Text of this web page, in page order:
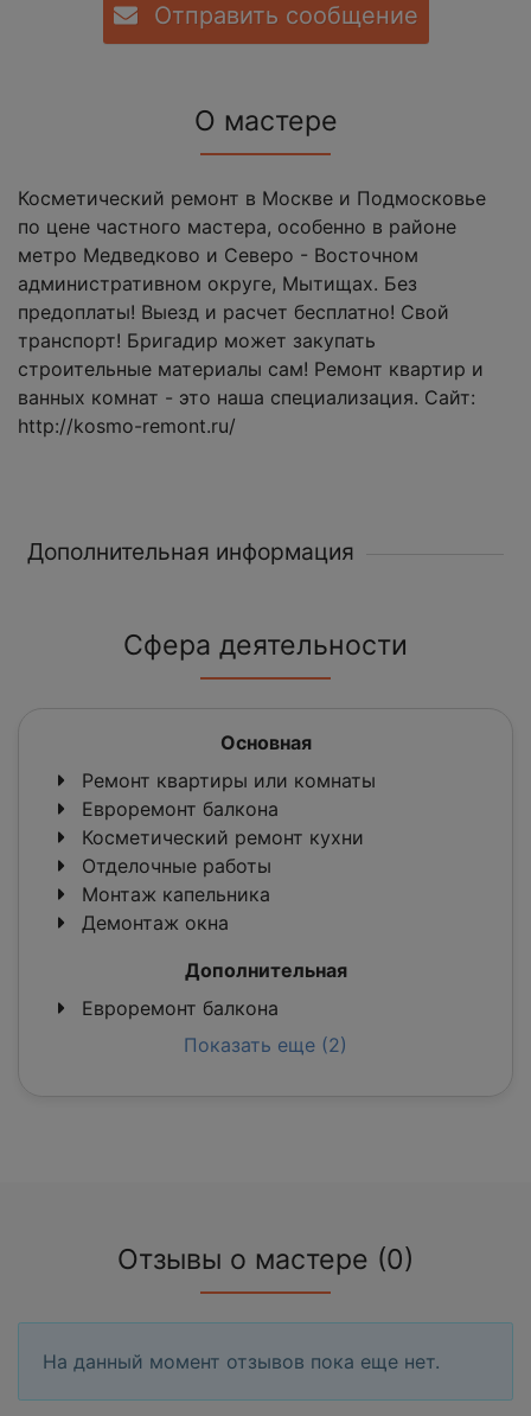
Отправить сообщение
О мастере
Косметический ремонт в Москве и Подмосковье
по цене частного мастера, особенно в районе
метро Медведково и Северо - Восточном
административном округе, Мытищах. Без
предоплаты! Выезд и расчет бесплатно! Свой
транспорт! Бригадир может закупать
строительные материалы сам! Ремонт квартир и
ванных комнат - это наша специализация. Сайт:
http://kosmo-remont.ru/
Дополнительная информация
Сфера деятельности
Основная
Ремонт квартиры или комнаты
Евроремонт балкона
Косметический ремонт кухни
Отделочные работы
Монтаж капельника
Демонтаж окна
Дополнительная
Евроремонт балкона
Показать еще (2)
Отзывы о мастере (0)
На данный момент отзывов пока еще нет.